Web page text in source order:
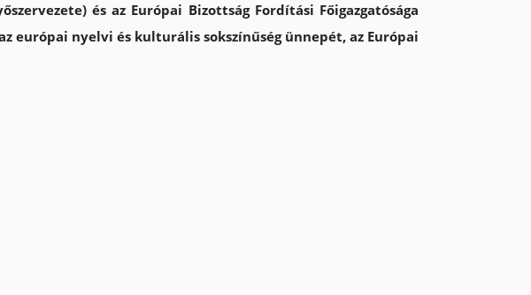
és az Európai Bizottság Fordítási Főigazgatósága
nyelvi és kulturális sokszínűség ünnepét, az Európai